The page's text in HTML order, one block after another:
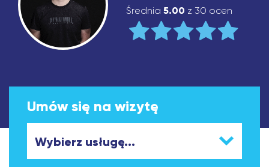
Średnia 5.00 z 30 ocen
Umów się na wizytę